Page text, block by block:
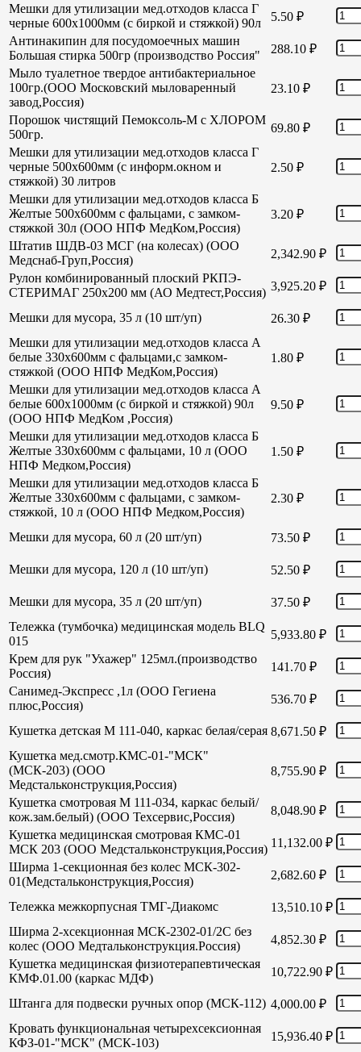
Мешки для утилизации мед.отходов класса Г
черные 600х1000мм (с биркой и стяжкой) 90л
5.50 ₽
Антинакипин для посудомоечных машин
Большая стирка 500гр (производство Россия"
288.10 ₽
Мыло туалетное твердое антибактериальное
100гр.(ООО Московский мыловаренный
завод,Россия)
23.10 ₽
Порошок чистящий Пемоксоль-М с ХЛОРОМ
500гр.
69.80 ₽
Мешки для утилизации мед.отходов класса Г
черные 500х600мм (с информ.окном и
стяжкой) 30 литров
2.50 ₽
Мешки для утилизации мед.отходов класса Б
Желтые 500х600мм с фальцами, с замком-
стяжкой 30л (ООО НПФ МедКом,Россия)
3.20 ₽
Штатив ШДВ-03 МСГ (на колесах) (ООО
Медснаб-Груп,Россия)
2,342.90 ₽
Рулон комбинированный плоский РКПЭ-
СТЕРИМАГ 250х200 мм (АО Медтест,Россия) 3,925.20 ₽
Мешки для мусора, 35 л (10 шт/уп) 26.30 ₽
Мешки для утилизации мед.отходов класса А
белые 330х600мм с фальцами,с замком-
стяжкой (ООО НПФ МедКом,Россия)
1.80 ₽
Мешки для утилизации мед.отходов класса А
белые 600х1000мм (с биркой и стяжкой) 90л
(ООО НПФ МедКом ,Россия)
9.50 ₽
Мешки для утилизации мед.отходов класса Б
Желтые 330х600мм с фальцами, 10 л (ООО
НПФ Медком,Россия)
1.50 ₽
Мешки для утилизации мед.отходов класса Б
Желтые 330х600мм с фальцами, с замком-
стяжкой, 10 л (ООО НПФ Медком,Россия)
2.30 ₽
Мешки для мусора, 60 л (20 шт/уп) 73.50 ₽
Мешки для мусора, 120 л (10 шт/уп) 52.50 ₽
Мешки для мусора, 35 л (20 шт/уп) 37.50 ₽
Тележка (тумбочка) медицинская модель BLQ
015
5,933.80 ₽
Крем для рук "Ухажер" 125мл.(производство
Россия)
141.70 ₽
Санимед-Экспресс ,1л (ООО Гегиена
плюс,Россия)
536.70 ₽
Кушетка детская М 111-040, каркас белая/серая 8,671.50 ₽
Кушетка мед.смотр.КМС-01-"МСК"
(МСК-203) (ООО
Медстальконструкция,Россия)
8,755.90 ₽
Кушетка смотровая М 111-034, каркас белый/
кож.зам.белый) (ООО Техсервис,Россия)
8,048.90 ₽
Кушетка медицинская смотровая КМС-01
МСК 203 (ООО Медстальконструкция,Россия) 11,132.00 ₽
Ширма 1-секционная без колес МСК-302-
01(Медстальконструкция,Россия)
2,682.60 ₽
Тележка межкорпусная ТМГ-Диакомс 13,510.10 ₽
Ширма 2-хсекционная МСК-2302-01/2С без
колес (ООО Медтальконструкция.Россия)
4,852.30 ₽
Кушетка медицинская физиотерапевтическая
КМФ.01.00 (каркас МДФ)
10,722.90 ₽
Штанга для подвески ручных опор (МСК-112) 4,000.00 ₽
Кровать функциональная четырехсексионная
КФЗ-01-"МСК" (МСК-103)
15,936.40 ₽